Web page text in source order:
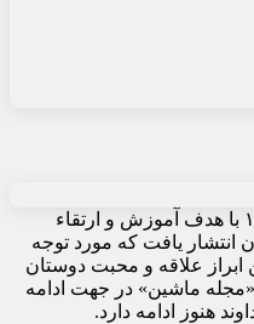
«مجله ماشین» از مهرماه سال ۱۳۵۸ با هدف آموزش و ارتقاء
یافت که مورد توجه
علاقه و محبت دوستان
ماشین» در جهت ادامه
هنوز ادامه دارد.